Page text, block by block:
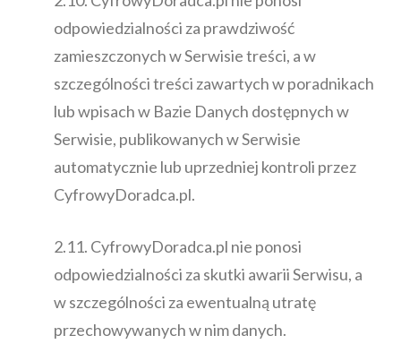
odpowiedzialności za prawdziwość
zamieszczonych w Serwisie treści, a w
szczególności treści zawartych w poradnikach
lub wpisach w Bazie Danych dostępnych w
Serwisie, publikowanych w Serwisie
automatycznie lub uprzedniej kontroli przez
CyfrowyDoradca.pl.
2.11. CyfrowyDoradca.pl nie ponosi
odpowiedzialności za skutki awarii Serwisu, a
w szczególności za ewentualną utratę
przechowywanych w nim danych.